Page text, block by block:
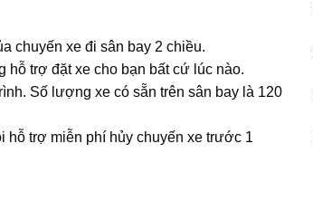
chuyến xe đi sân bay 2 chiều.
hỗ trợ đặt xe cho bạn bất cứ lúc nào.
Số lượng xe có sẵn trên sân bay là 120
hỗ trợ miễn phí hủy chuyến xe trước 1